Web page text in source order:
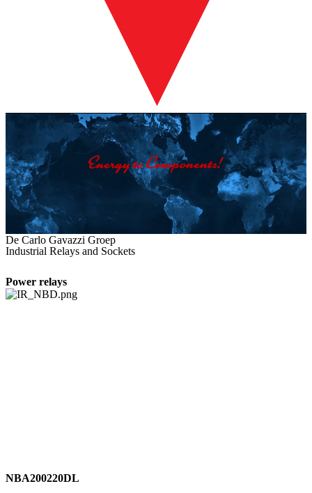
De Carlo Gavazzi Groep
Industrial Relays and Sockets
Power relays
NBA200220DL